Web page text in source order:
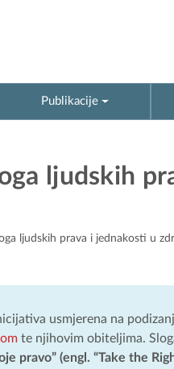
Publikacije
ljudskih
ljudskih prava i jednakosti u
usmjerena na
te njihovim obiteljima.
pravo” (engl. “Take the